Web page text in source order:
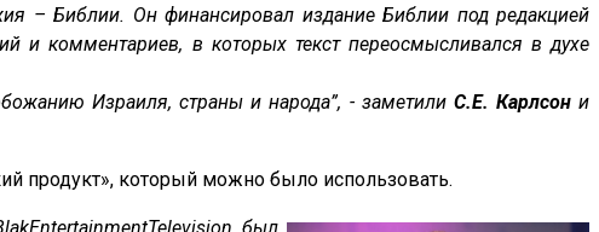
– Библии. Он финансировал издание Библии под редакцией
и комментариев, в которых текст переосмысливался в духе
Израиля, страны и народа”, - заметили С.Е. Карлсони
продукт», который можно было использовать.